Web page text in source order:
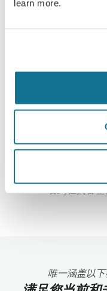
learn more.
容整
在3D模
唯一涵盖以